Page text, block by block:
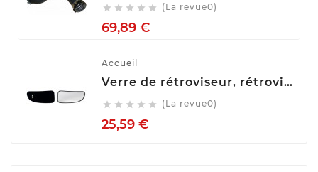
     (La revue0)
69,89 €Prix
Accueil
Verre de rétroviseur, rétroviseur extérieur glace SPILU 10592
     (La revue0)
25,59 €Prix